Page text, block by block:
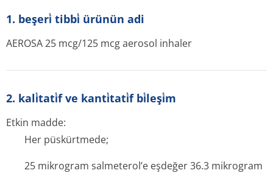
1. beşeri̇ tibbi̇ ürünün adi
AEROSA 25 mcg/125 mcg aerosol inhaler
2. kali̇tati̇f ve kanti̇tati̇f bi̇leşi̇m
Etkin madde:
Her püskürtmede;
25 mikrogram salmeterol’e eşdeğer 36.3 mikrogram